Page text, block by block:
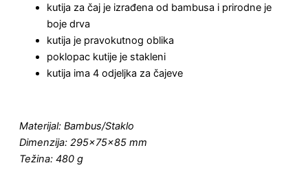
kutija za čaj je izrađena od bambusa i prirodne je
boje drva
kutija je pravokutnog oblika
poklopac kutije je stakleni
kutija ima 4 odjeljka za čajeve
Materijal: Bambus/Staklo
Dimenzija: 295x75x85 mm
Težina: 480 g